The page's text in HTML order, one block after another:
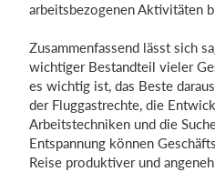
arbeitsbezogenen Aktivitäten
Zusammenfassend lässt sich
wichtiger Bestandteil vieler
es wichtig ist, das Beste
der Fluggastrechte, die
Arbeitstechniken und die
Entspannung können
Reise produktiver und